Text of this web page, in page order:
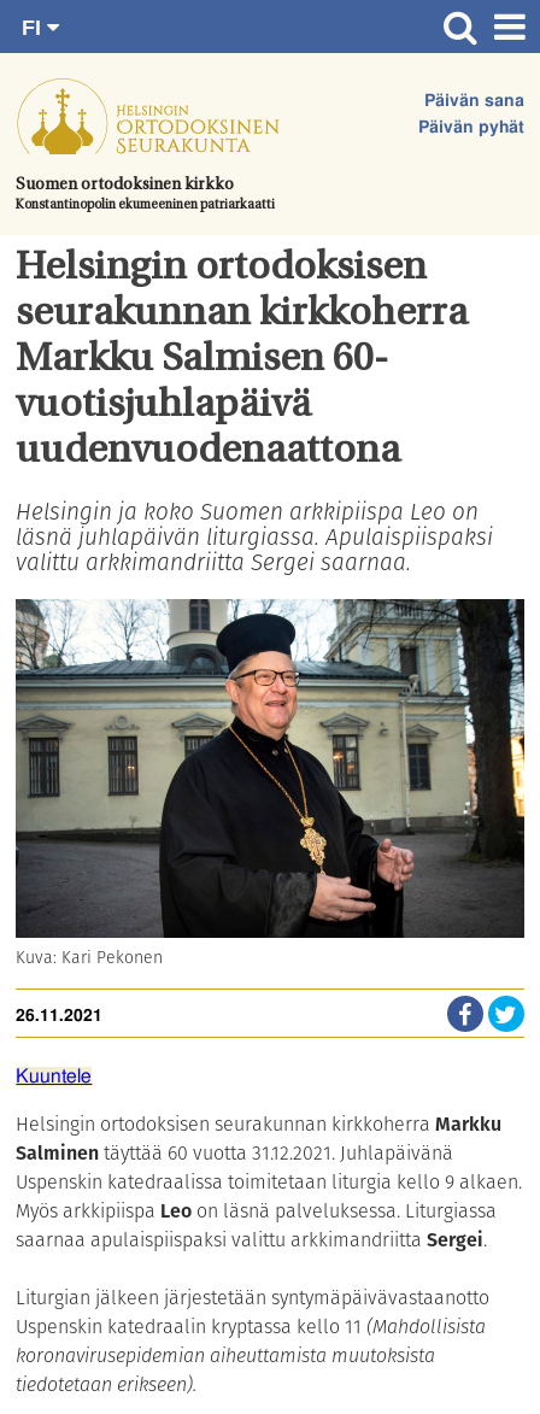
suoraan
sisältöön.
Suomen ortodoksinen kirkko
Konstantinopolin ekumeeninen patriarkaatti
Päivän sana
Päivän pyhät
FI
SV
EN
UA
Etusivu
Ajankohtaista
Juhlat & toimitukset
Kirkot
Apua & tukea
Tule mukaan
Hautausmaa
Yhteystiedot
Helsingin ortodoksisen
seurakunnan kirkkoherra
Markku Salmisen 60-
vuotisjuhlapäivä
uudenvuodenaattona
Helsingin ja koko Suomen arkkipiispa Leo on
läsnä juhlapäivän liturgiassa. Apulaispiispaksi
valittu arkkimandriitta Sergei saarnaa.
Kuva: Kari Pekonen
26.11.2021
Kuuntele
Helsingin ortodoksisen seurakunnan kirkkoherraMarkku
Salminentäyttää 60 vuotta 31.12.2021. Juhlapäivänä
Uspenskin katedraalissa toimitetaan liturgia kello 9 alkaen.
Myös arkkipiispa Leo on läsnä palveluksessa. Liturgiassa
saarnaa apulaispiispaksi valittu arkkimandriittaSergei.
Liturgian jälkeen järjestetään syntymäpäivävastaanotto
Uspenskin katedraalin kryptassa kello 11 (Mahdollisista
koronavirusepidemian aiheuttamista muutoksista
tiedotetaan erikseen).